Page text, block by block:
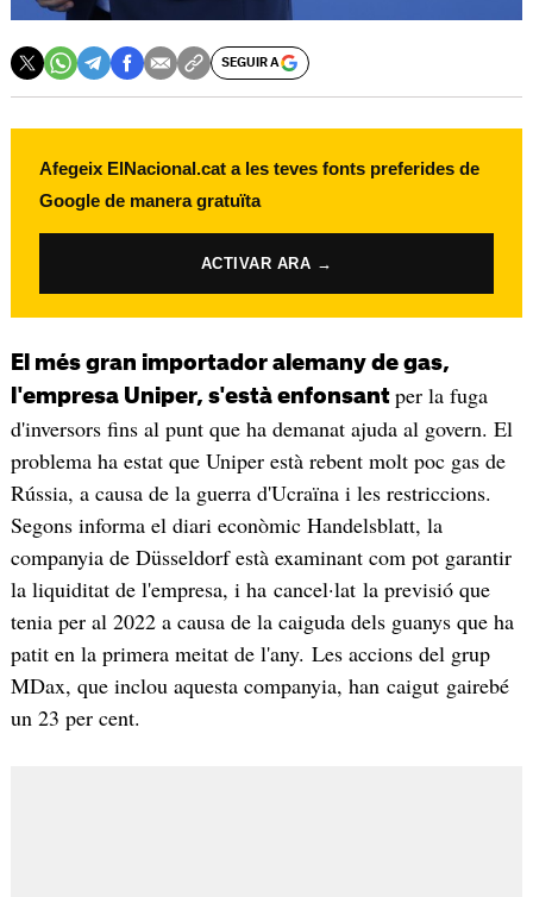
SEGUIR A
Afegeix ElNacional.cat a les teves fonts preferides de
Google de manera gratuïta
ACTIVAR ARA →
El més gran importador alemany de gas,
l'empresa Uniper, s'està enfonsant per la fuga
d'inversors fins al punt que ha demanat ajuda al govern. El
problema ha estat que Uniper està rebent molt poc gas de
Rússia, a causa de la guerra d'Ucraïna i les restriccions.
Segons informa el diari econòmic Handelsblatt, la
companyia de Düsseldorf està examinant com pot garantir
la liquiditat de l'empresa, i ha cancel·lat la previsió que
tenia per al 2022 a causa de la caiguda dels guanys que ha
patit en la primera meitat de l'any. Les accions del grup
MDax, que inclou aquesta companyia, han caigut gairebé
un 23 per cent.